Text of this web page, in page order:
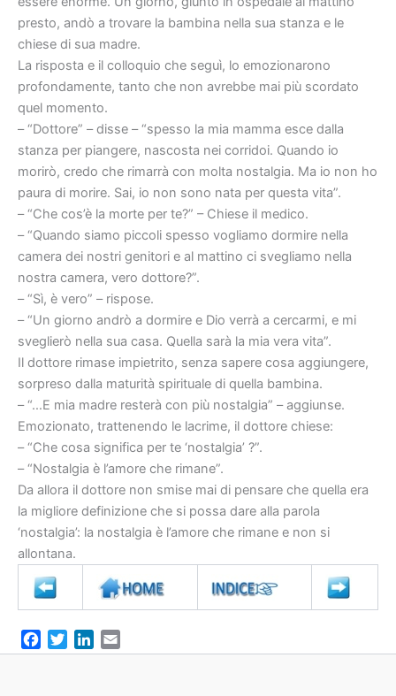
presto, andò a trovare la bambina nella sua stanza e le
chiese di sua madre.
La risposta e il colloquio che seguì, lo emozionarono
profondamente, tanto che non avrebbe mai più scordato
quel momento.
– “Dottore” – disse – “spesso la mia mamma esce dalla
stanza per piangere, nascosta nei corridoi. Quando io
morirò, credo che rimarrà con molta nostalgia. Ma io non ho
paura di morire. Sai, io non sono nata per questa vita”.
– “Che cos’è la morte per te?” – Chiese il medico.
– “Quando siamo piccoli spesso vogliamo dormire nella
camera dei nostri genitori e al mattino ci svegliamo nella
nostra camera, vero dottore?”.
– “Sì, è vero” – rispose.
– “Un giorno andrò a dormire e Dio verrà a cercarmi, e mi
sveglierò nella sua casa. Quella sarà la mia vera vita”.
Il dottore rimase impietrito, senza sapere cosa aggiungere,
sorpreso dalla maturità spirituale di quella bambina.
– “…E mia madre resterà con più nostalgia” – aggiunse.
Emozionato, trattenendo le lacrime, il dottore chiese:
– “Che cosa significa per te ‘nostalgia’ ?”.
– “Nostalgia è l’amore che rimane”.
Da allora il dottore non smise mai di pensare che quella era
la migliore definizione che si possa dare alla parola
‘nostalgia’: la nostalgia è l’amore che rimane e non si
allontana.
a
w
i
m